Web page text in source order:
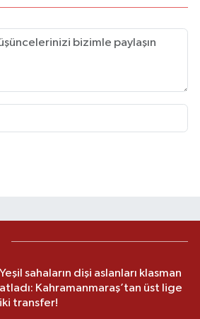
Yeşil sahaların dişi aslanları klasman
atladı: Kahramanmaraş’tan üst lige
iki transfer!